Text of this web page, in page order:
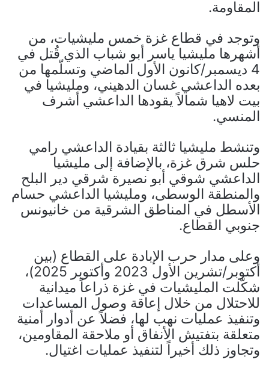
المقاومة.
وتوجد في قطاع غزة خمس مليشيات، من
أشهرها مليشيا ياسر أبو شباب الذي قُتل في
4 ديسمبر/كانون الأول الماضي وتسلّمها من
بعده الداعشي غسان الدهيني، ومليشيا في
بيت لاهيا شمالاً يقودها الداعشي أشرف
المنسي.
وتنشط مليشيا ثالثة بقيادة الداعشي رامي
حلس شرق غزة، بالإضافة إلى مليشيا
الداعشي شوقي أبو نصيرة شرقي دير البلح
والمنطقة الوسطى، ومليشيا الداعشي حسام
الأسطل في المناطق الشرقية من خانيونس
جنوبي القطاع.
وعلى مدار حرب الإبادة على القطاع (بين
أكتوبر/تشرين الأول 2023 وأكتوبر 2025)،
شكّلت المليشيات في غزة ذراعاً ميدانية
للاحتلال من خلال إعاقة وصول المساعدات
وتنفيذ عمليات نهب لها، فضلاً عن أدوار أمنية
متعلقة بتفتيش الأنفاق أو ملاحقة المقاومين،
وتجاوز ذلك أخيراً لتنفيذ عمليات اغتيال.